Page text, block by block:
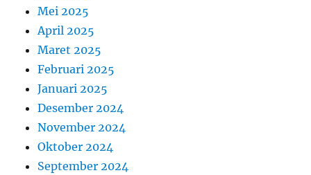
Mei 2025
April 2025
Maret 2025
Februari 2025
Januari 2025
Desember 2024
November 2024
Oktober 2024
September 2024